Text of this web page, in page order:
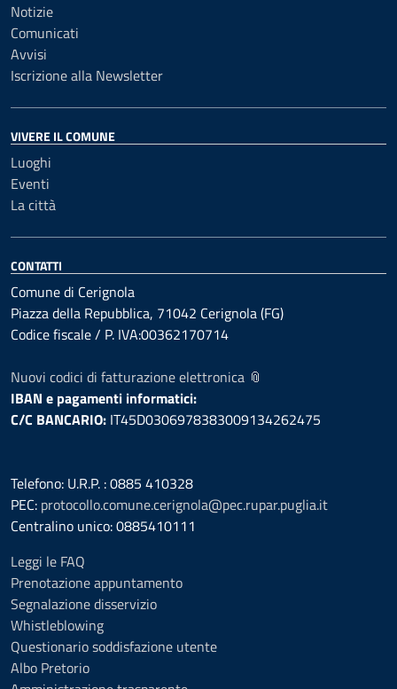
Notizie
Comunicati
Avvisi
Iscrizione alla Newsletter
VIVERE IL COMUNE
Luoghi
Eventi
La città
CONTATTI
Comune di Cerignola
Piazza della Repubblica, 71042 Cerignola (FG)
Codice fiscale / P. IVA:00362170714
Nuovi codici di fatturazione elettronica 📎
IBAN e pagamenti informatici:
C/C BANCARIO: IT45D0306978383009134262475
Telefono: U.R.P. : 0885 410328
PEC: protocollo.comune.cerignola@pec.rupar.puglia.it
Centralino unico: 0885410111
Leggi le FAQ
Prenotazione appuntamento
Segnalazione disservizio
Whistleblowing
Questionario soddisfazione utente
Albo Pretorio